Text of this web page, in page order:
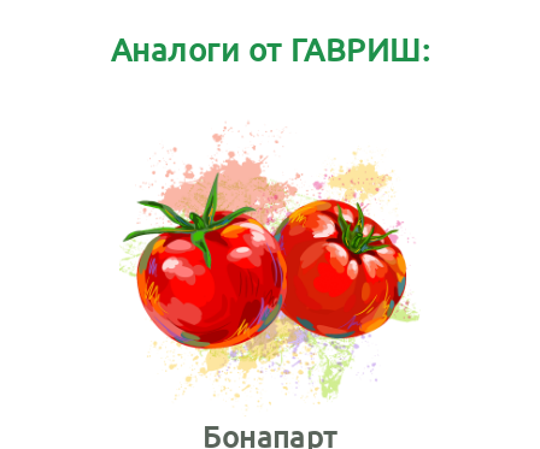
Аналоги от ГАВРИШ:
Бонапарт